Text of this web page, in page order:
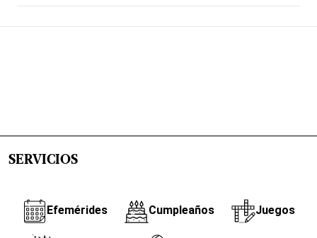
SERVICIOS
Efemérides Cumpleaños Juegos